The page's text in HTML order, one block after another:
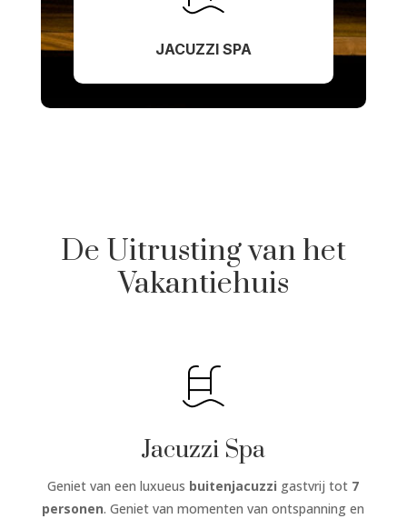
JACUZZI SPA
De Uitrusting van het
Vakantiehuis
Jacuzzi Spa
Geniet van een luxueus buitenjacuzzi gastvrij tot 7
personen. Geniet van momenten van ontspanning en